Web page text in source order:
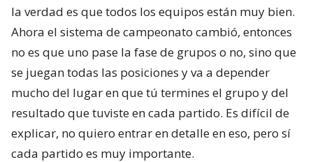
la verdad es que todos los equipos están muy bien.
Ahora el sistema de campeonato cambió, entonces
no es que uno pase la fase de grupos o no, sino que
se juegan todas las posiciones y va a depender
mucho del lugar en que tú termines el grupo y del
resultado que tuviste en cada partido. Es difícil de
explicar, no quiero entrar en detalle en eso, pero sí
cada partido es muy importante.